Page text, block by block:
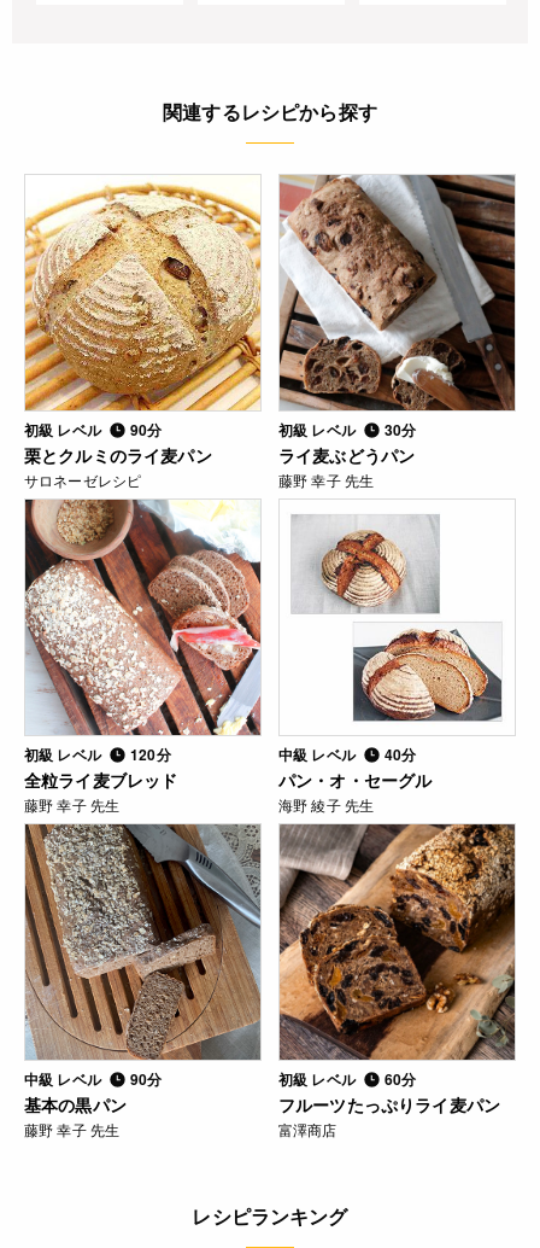
関連するレシピから探す
初級 レベル 90分
栗とクルミのライ麦パン
サロネーゼレシピ
初級 レベル 30分
ライ麦ぶどうパン
藤野 幸子 先生
初級 レベル 120分
全粒ライ麦ブレッド
藤野 幸子 先生
中級 レベル 40分
パン・オ・セーグル
海野 綾子 先生
中級 レベル 90分
基本の黒パン
藤野 幸子 先生
初級 レベル 60分
フルーツたっぷりライ麦パン
富澤商店
レシピランキング